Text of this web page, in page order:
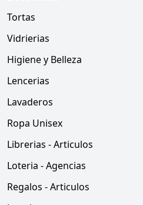
Tortas
Vidrierias
Higiene y Belleza
Lencerias
Lavaderos
Ropa Unisex
Librerias - Articulos
Loteria - Agencias
Regalos - Articulos